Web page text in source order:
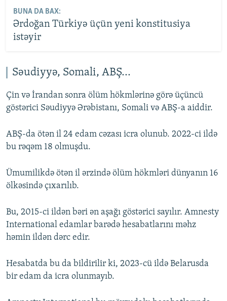
BUNA DA BAX:
Ərdoğan Türkiyə üçün yeni konstitusiya
istəyir
Səudiyyə, Somali, ABŞ...
Çin və İrandan sonra ölüm hökmlərinə görə üçüncü
göstərici Səudiyyə Ərəbistanı, Somali və ABŞ-a aiddir.
ABŞ-da ötən il 24 edam cəzası icra olunub. 2022-ci ildə
bu rəqəm 18 olmuşdu.
Ümumilikdə ötən il ərzində ölüm hökmləri dünyanın 16
ölkəsində çıxarılıb.
Bu, 2015-ci ildən bəri ən aşağı göstərici sayılır. Amnesty
International edamlar barədə hesabatlarını məhz
həmin ildən dərc edir.
Hesabatda bu da bildirilir ki, 2023-cü ildə Belarusda
bir edam da icra olunmayıb.